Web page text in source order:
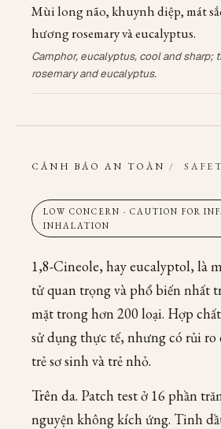
Mùi long não, khuynh diệp, mát
hương rosemary và eucalyptus.
Camphor, eucalyptus, cool and sharp;
rosemary and eucalyptus.
CẢNH BÁO AN TOÀN /
LOW CONCERN · CAUTION FOR
INHALATION
1,8-Cineole, hay eucalyptol, là
tử quan trọng và phổ biến nhất
mặt trong hơn 200 loại. Hợp
sử dụng thực tế, nhưng có rủi ro
trẻ sơ sinh và trẻ nhỏ.
Trên da. Patch test ở 16 phần
nguyện không kích ứng. Tinh